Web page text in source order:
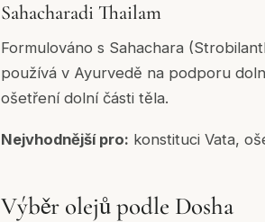
Sahacharadi Thailam
Formulováno s Sahachara
používá v Ayurvedě na podporu
ošetření dolní části těla.
Nejvhodnější pro: konstituci Vata,
Výběr olejů podle Dosha